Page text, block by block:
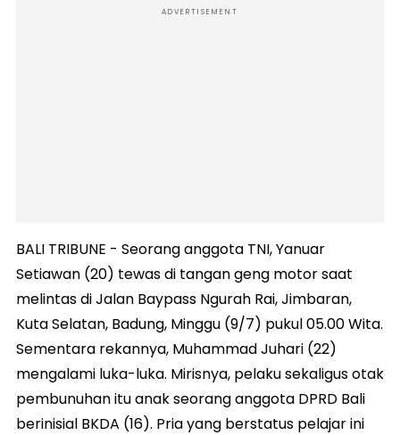
ADVERTISEMENT
BALI TRIBUNE - Seorang anggota TNI, Yanuar
Setiawan (20) tewas di tangan geng motor saat
melintas di Jalan Baypass Ngurah Rai, Jimbaran,
Kuta Selatan, Badung, Minggu (9/7) pukul 05.00 Wita.
Sementara rekannya, Muhammad Juhari (22)
mengalami luka-luka. Mirisnya, pelaku sekaligus otak
pembunuhan itu anak seorang anggota DPRD Bali
berinisial BKDA (16). Pria yang berstatus pelajar ini